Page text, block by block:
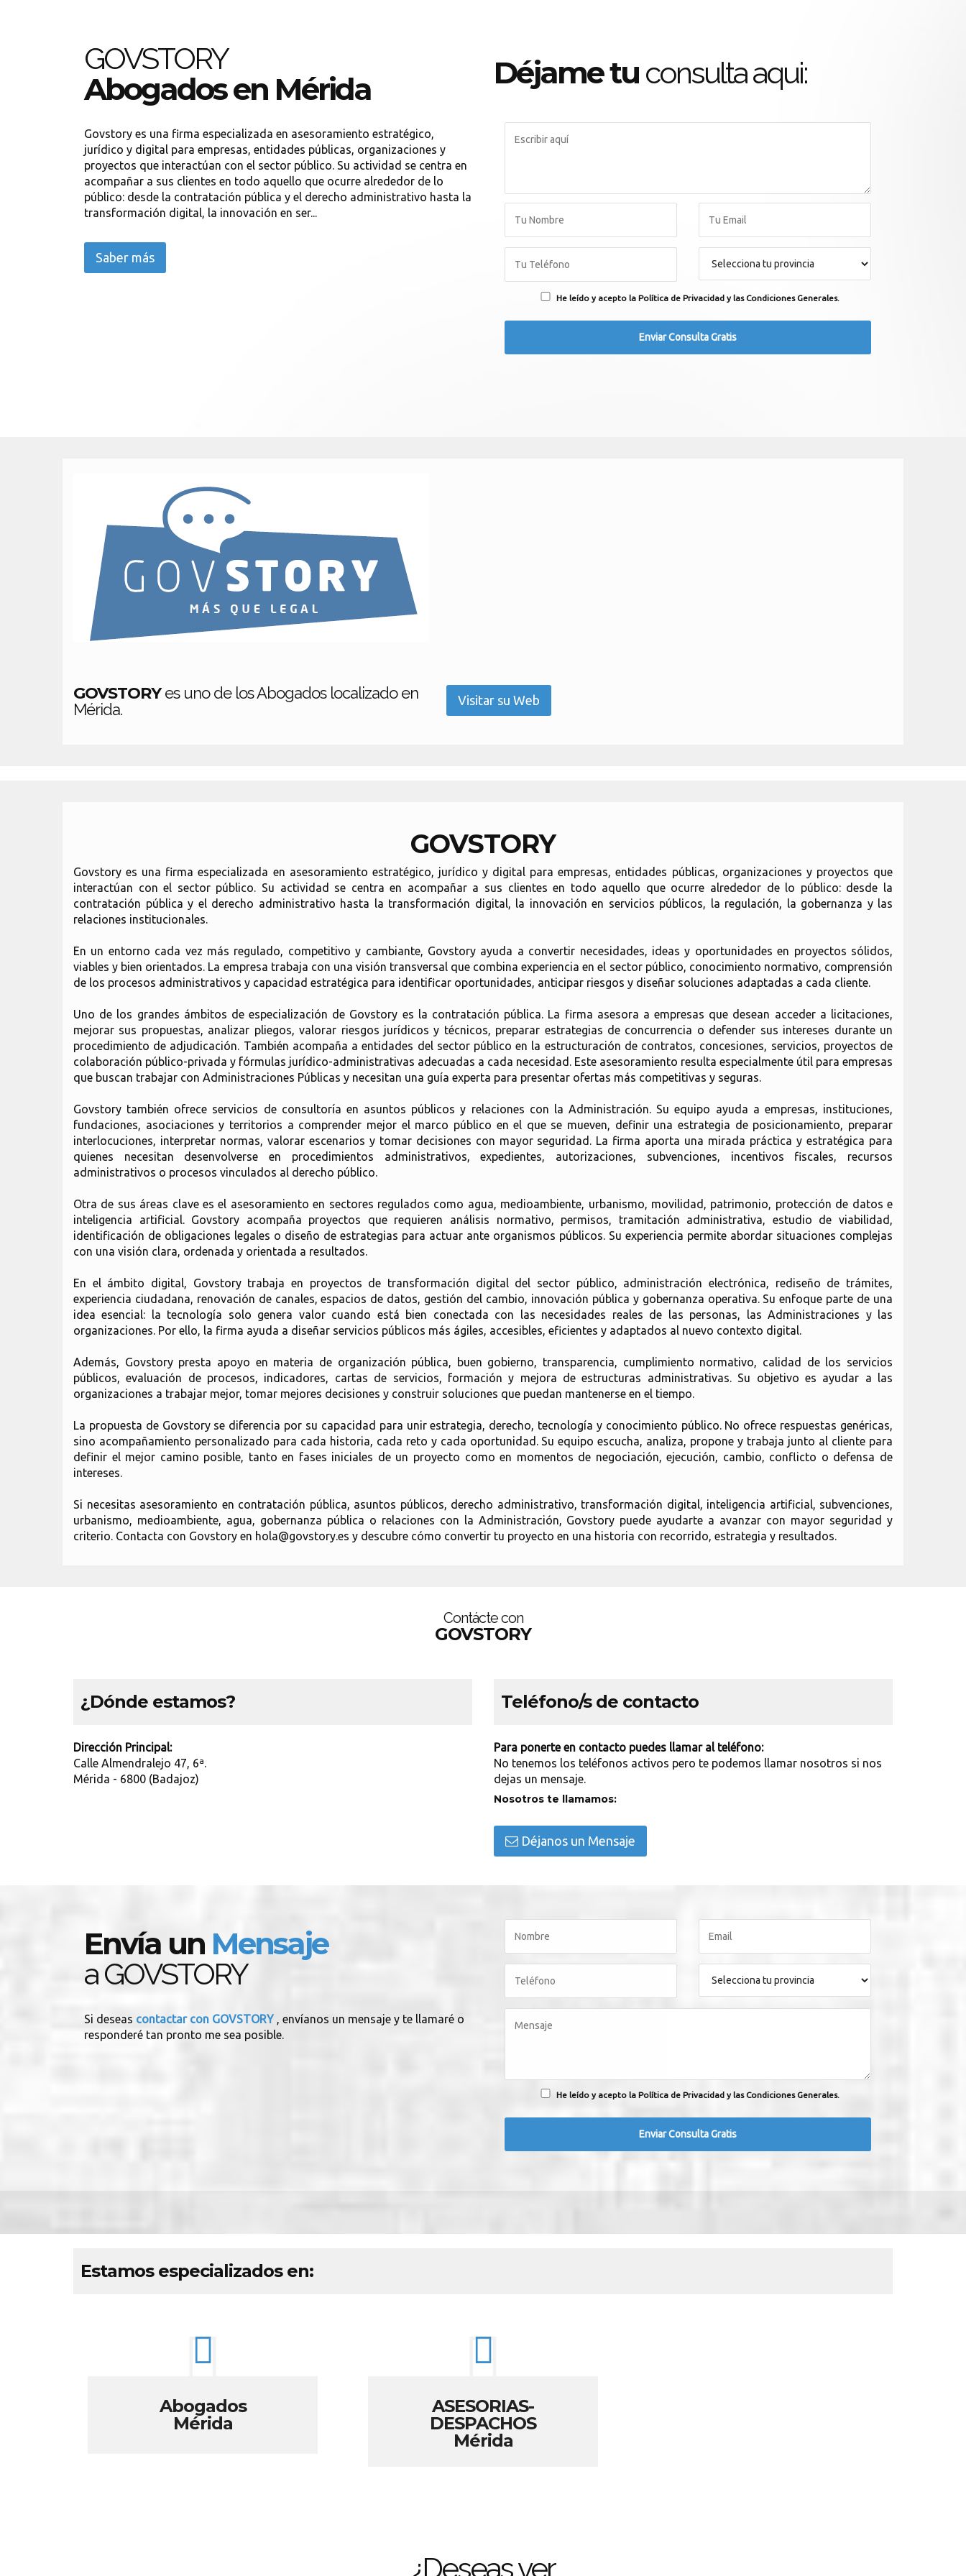
GOVSTORY
Abogados en Mérida
Govstory es una firma especializada en asesoramiento estratégico,
jurídico y digital para empresas, entidades públicas, organizaciones y
proyectos que interactúan con el sector público. Su actividad se centra en
acompañar a sus clientes en todo aquello que ocurre alrededor de lo
público: desde la contratación pública y el derecho administrativo hasta la
transformación digital, la innovación en ser...
Saber más
Déjame tu consulta aqui:
He leído y acepto la Política de Privacidad y las Condiciones Generales.
GOVSTORYes uno de los Abogados localizado en
Mérida.
Visitar su Web
GOVSTORY
Govstory es una firma especializada en asesoramiento estratégico, jurídico y digital para empresas, entidades públicas, organizaciones y proyectos que
interactúan con el sector público. Su actividad se centra en acompañar a sus clientes en todo aquello que ocurre alrededor de lo público: desde la
contratación pública y el derecho administrativo hasta la transformación digital, la innovación en servicios públicos, la regulación, la gobernanza y las
relaciones institucionales.
En un entorno cada vez más regulado, competitivo y cambiante, Govstory ayuda a convertir necesidades, ideas y oportunidades en proyectos sólidos,
viables y bien orientados. La empresa trabaja con una visión transversal que combina experiencia en el sector público, conocimiento normativo, comprensión
de los procesos administrativos y capacidad estratégica para identificar oportunidades, anticipar riesgos y diseñar soluciones adaptadas a cada cliente.
Uno de los grandes ámbitos de especialización de Govstory es la contratación pública. La firma asesora a empresas que desean acceder a licitaciones,
mejorar sus propuestas, analizar pliegos, valorar riesgos jurídicos y técnicos, preparar estrategias de concurrencia o defender sus intereses durante un
procedimiento de adjudicación. También acompaña a entidades del sector público en la estructuración de contratos, concesiones, servicios, proyectos de
colaboración público-privada y fórmulas jurídico-administrativas adecuadas a cada necesidad. Este asesoramiento resulta especialmente útil para empresas
que buscan trabajar con Administraciones Públicas y necesitan una guía experta para presentar ofertas más competitivas y seguras.
Govstory también ofrece servicios de consultoría en asuntos públicos y relaciones con la Administración. Su equipo ayuda a empresas, instituciones,
fundaciones, asociaciones y territorios a comprender mejor el marco público en el que se mueven, definir una estrategia de posicionamiento, preparar
interlocuciones, interpretar normas, valorar escenarios y tomar decisiones con mayor seguridad. La firma aporta una mirada práctica y estratégica para
quienes necesitan desenvolverse en procedimientos administrativos, expedientes, autorizaciones, subvenciones, incentivos fiscales, recursos
administrativos o procesos vinculados al derecho público.
Otra de sus áreas clave es el asesoramiento en sectores regulados como agua, medioambiente, urbanismo, movilidad, patrimonio, protección de datos e
inteligencia artificial. Govstory acompaña proyectos que requieren análisis normativo, permisos, tramitación administrativa, estudio de viabilidad,
identificación de obligaciones legales o diseño de estrategias para actuar ante organismos públicos. Su experiencia permite abordar situaciones complejas
con una visión clara, ordenada y orientada a resultados.
En el ámbito digital, Govstory trabaja en proyectos de transformación digital del sector público, administración electrónica, rediseño de trámites,
experiencia ciudadana, renovación de canales, espacios de datos, gestión del cambio, innovación pública y gobernanza operativa. Su enfoque parte de una
idea esencial: la tecnología solo genera valor cuando está bien conectada con las necesidades reales de las personas, las Administraciones y las
organizaciones. Por ello, la firma ayuda a diseñar servicios públicos más ágiles, accesibles, eficientes y adaptados al nuevo contexto digital.
Además, Govstory presta apoyo en materia de organización pública, buen gobierno, transparencia, cumplimiento normativo, calidad de los servicios
públicos, evaluación de procesos, indicadores, cartas de servicios, formación y mejora de estructuras administrativas. Su objetivo es ayudar a las
organizaciones a trabajar mejor, tomar mejores decisiones y construir soluciones que puedan mantenerse en el tiempo.
La propuesta de Govstory se diferencia por su capacidad para unir estrategia, derecho, tecnología y conocimiento público. No ofrece respuestas genéricas,
sino acompañamiento personalizado para cada historia, cada reto y cada oportunidad. Su equipo escucha, analiza, propone y trabaja junto al cliente para
definir el mejor camino posible, tanto en fases iniciales de un proyecto como en momentos de negociación, ejecución, cambio, conflicto o defensa de
intereses.
Si necesitas asesoramiento en contratación pública, asuntos públicos, derecho administrativo, transformación digital, inteligencia artificial, subvenciones,
urbanismo, medioambiente, agua, gobernanza pública o relaciones con la Administración, Govstory puede ayudarte a avanzar con mayor seguridad y
criterio. Contacta con Govstory en hola@govstory.es y descubre cómo convertir tu proyecto en una historia con recorrido, estrategia y resultados.
Contácte con
GOVSTORY
¿Dónde estamos?
Dirección Principal:
Calle Almendralejo 47, 6ª.
Mérida - 6800 (Badajoz)
Teléfono/s de contacto
Para ponerte en contacto puedes llamar al teléfono:
No tenemos los teléfonos activos pero te podemos llamar nosotros si nos
dejas un mensaje.
Nosotros te llamamos:
Déjanos un Mensaje
Envía un Mensaje
a GOVSTORY
Si deseas contactar con GOVSTORY , envíanos un mensaje y te llamaré o
responderé tan pronto me sea posible.
He leído y acepto la Política de Privacidad y las Condiciones Generales.
Estamos especializados en:
Abogados
Mérida
ASESORIAS-
DESPACHOS
Mérida
¿Deseas ver